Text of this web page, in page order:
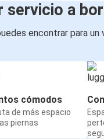
servicio a
encontrar para un
cómodos
de más espacio
piernas